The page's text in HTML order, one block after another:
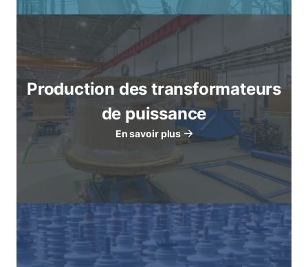
Production des transformateurs
de puissance
En savoir plus